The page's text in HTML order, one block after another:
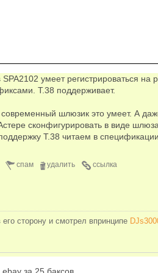
умеет регистрироваться на
T.38 поддерживает.
шлюзик это умеет. А
сконфигурировать в виде
Т.38 читаем в спецификации
ссылка
удалить
спам
сторону и смотрел впринципе
за 25 баксов.